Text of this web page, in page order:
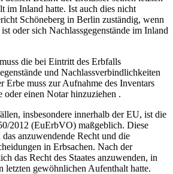
im Inland hatte. Ist auch dies nicht
Schöneberg in Berlin zuständig, wenn
oder sich Nachlassgegenstände im Inland
muss die bei Eintritt des Erbfalls
und Nachlassverbindlichkeiten
Erbe muss zur Aufnahme des Inventars
oder einen Notar hinzuziehen .
insbesondere innerhalb der EU, ist die
2012 (EuErbVO) maßgeblich. Diese
anzuwendende Recht und die
in Erbsachen. Nach der
das Recht des Staates anzuwenden, in
letzten gewöhnlichen Aufenthalt hatte.